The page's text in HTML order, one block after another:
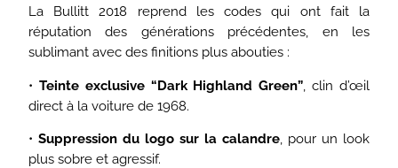
La Bullitt 2018 reprend les codes qui ont fait la
réputation des générations précédentes, en les
sublimant avec des finitions plus abouties :
• Teinte exclusive “Dark Highland Green” , clin d’œil
direct à la voiture de 1968.
• Suppression du logo sur la calandre , pour un look
plus sobre et agressif.